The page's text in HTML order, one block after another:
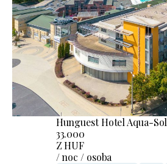
Hunguest Hotel Aqua-Sol
33.000
Z HUF
/ noc / osoba